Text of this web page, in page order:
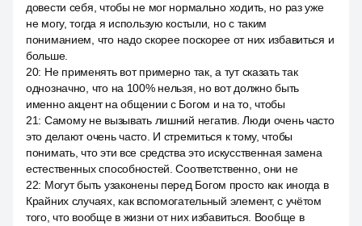
довести себя, чтобы не мог нормально ходить, но раз уже
не могу, тогда я использую костыли, но с таким
пониманием, что надо скорее поскорее от них избавиться и
больше.
20: Не применять вот примерно так, а тут сказать так
однозначно, что на 100% нельзя, но вот должно быть
именно акцент на общении с Богом и на то, чтобы
21: Самому не вызывать лишний негатив. Люди очень часто
это делают очень часто. И стремиться к тому, чтобы
понимать, что эти все средства это искусственная замена
естественных способностей. Соответственно, они не
22: Могут быть узаконены перед Богом просто как иногда в
Крайних случаях, как вспомогательный элемент, с учётом
того, что вообще в жизни от них избавиться. Вообще в